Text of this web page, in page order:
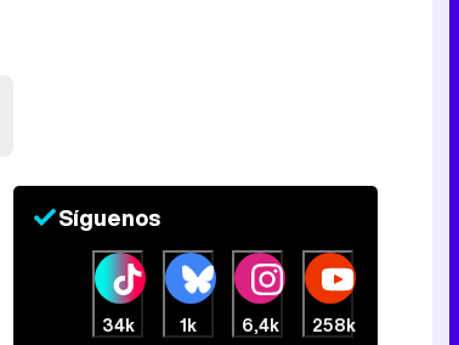
Síguenos
34k 1k 6,4k 258k